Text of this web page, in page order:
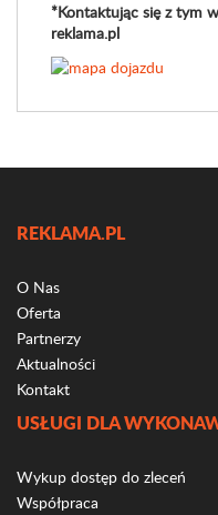
*Kontaktując się z tym
reklama.pl
REKLAMA.PL
O Nas
Oferta
Partnerzy
Aktualności
Kontakt
USŁUGI DLA
Wykup dostęp do zleceń
Współpraca